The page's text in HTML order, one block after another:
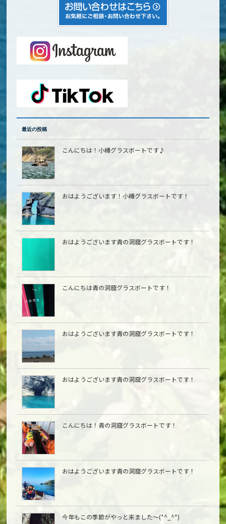
最近の投稿
こんにちは！小樽グラスボートです♪
おはようございます！小樽グラスボートです！
おはようございます青の洞窟グラスボートです！
こんにちは青の洞窟グラスボートです！
おはようございます青の洞窟グラスボートです！
おはようございます青の洞窟グラスボートです！
こんにちは︎！青の洞窟グラスボートです！
おはようございます青の洞窟グラスボートです！
今年もこの季節がやっと来ました〜(*^_^*)